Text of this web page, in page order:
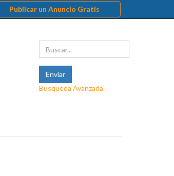
Publicar un Anuncio Gratis
Busqueda Avanzada